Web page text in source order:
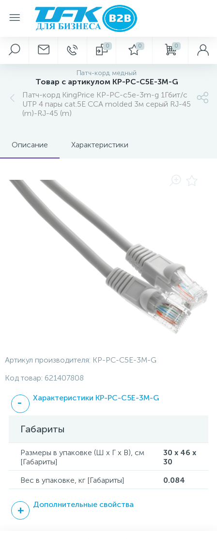
0 0 0
Патч-корд медный
Товар с артикулом KP-PC-C5E-3M-G
Патч-корд KingPrice KP-PC-c5e-3m-g 1Гбит/с
UTP 4 пары cat.5E CCA molded 3м серый RJ-45
(m)-RJ-45 (m)
Описание Характеристики
Артикул производителя: KP-PC-C5E-3M-G
Код товар: 621407808
Характеристики KP-PC-C5E-3M-G
Габариты
Размеры в упаковке (Ш x Г x В), см
[Габариты]
30 x 46 x
30
Вес в упаковке, кг [Габариты]
0.084
Дополнительные свойства